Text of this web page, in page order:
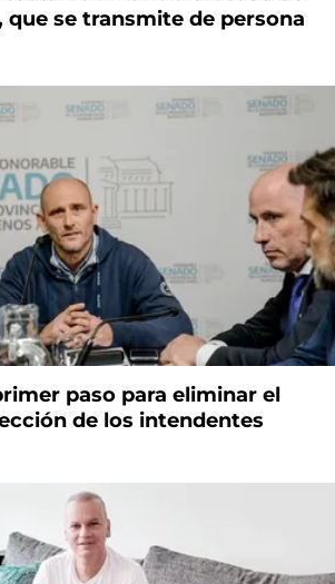
que se transmite de persona
paso para eliminar el
de los intendentes